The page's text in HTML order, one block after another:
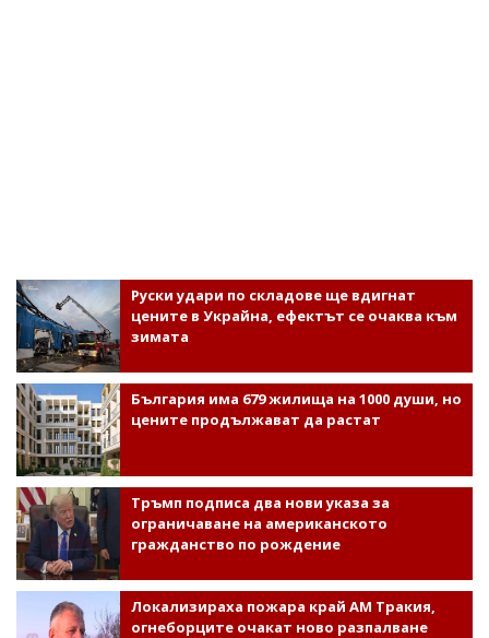
Руски удари по складове ще вдигнат
цените в Украйна, ефектът се очаква към
зимата
България има 679 жилища на 1000 души, но
цените продължават да растат
Тръмп подписа два нови указа за
ограничаване на американското
гражданство по рождение
Локализираха пожара край АМ Тракия,
огнеборците очакат ново разпалване